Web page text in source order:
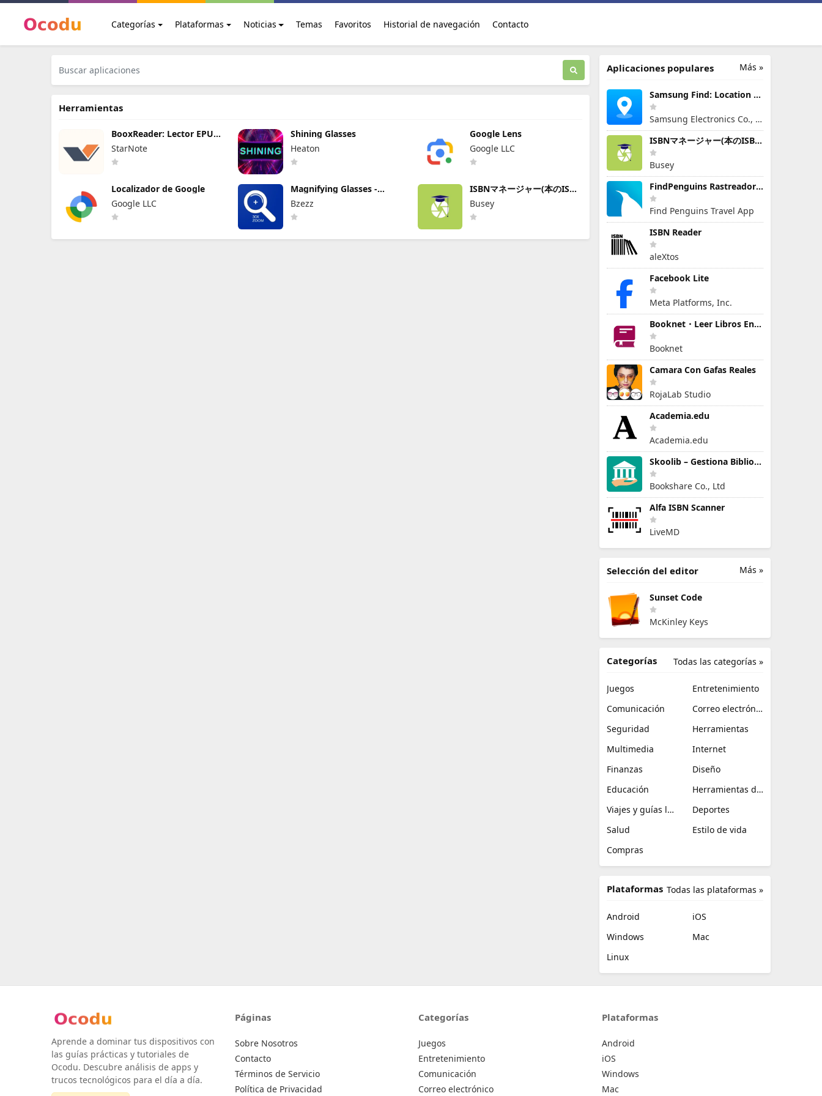
Categorías Plataformas Noticias Temas Favoritos Historial de navegación Contacto
Herramientas
BooxReader: Lector EPUB
y PDF
StarNote
Shining Glasses
Heaton
Google Lens
Google LLC
Localizador de Google
Google LLC
Magnifying Glasses -
Bzezz
ISBNマネージャー(本のISBN
Busey
Más »
Aplicaciones populares
Samsung Find: Location Sharing
Samsung Electronics Co., Ltd.
ISBNマネージャー(本のISBN読み取り・文字認識)
Busey
FindPenguins Rastreador Viajes
Find Penguins Travel App
ISBN Reader
aleXtos
Facebook Lite
Meta Platforms, Inc.
Booknet・Leer Libros En Español
Booknet
Camara Con Gafas Reales
RojaLab Studio
Academia.edu
Academia.edu
Skoolib – Gestiona Biblioteca
Bookshare Co., Ltd
Alfa ISBN Scanner
LiveMD
Más »
Selección del editor
Sunset Code
McKinley Keys
Todas las categorías »
Categorías
Juegos
Entretenimiento
Comunicación
Correo electrónico
Seguridad
Herramientas
Multimedia
Internet
Finanzas
Diseño
Educación
Herramientas de TI
Viajes y guías locales
Deportes
Salud
Estilo de vida
Compras
Todas las plataformas »
Plataformas
Android
iOS
Windows
Mac
Linux
Aprende a dominar tus dispositivos con
las guías prácticas y tutoriales de
Ocodu. Descubre análisis de apps y
trucos tecnológicos para el día a día.
Páginas
Sobre Nosotros
Contacto
Términos de Servicio
Política de Privacidad
Categorías
Juegos
Entretenimiento
Comunicación
Correo electrónico
Plataformas
Android
iOS
Windows
Mac